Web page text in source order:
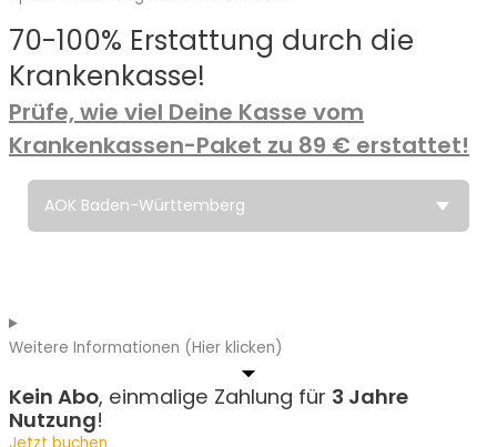
70-100% Erstattung durch die
Krankenkasse!
Prüfe, wie viel Deine Kasse vom
Krankenkassen-Paket zu 89 € erstattet!
Weitere Informationen (Hier klicken)
Kein Abo, einmalige Zahlung für 3 Jahre
Nutzung!